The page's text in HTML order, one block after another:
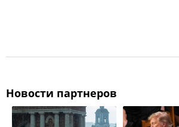
Новости партнеров